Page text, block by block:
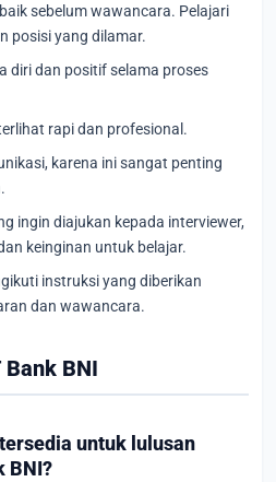
sebelum wawancara. Pelajari
posisi yang dilamar.
diri dan positif selama proses
rapi dan profesional.
karena ini sangat penting
ingin diajukan kepada interviewer,
keinginan untuk belajar.
instruksi yang diberikan
dan wawancara.
Bank BNI
untuk lulusan
BNI?